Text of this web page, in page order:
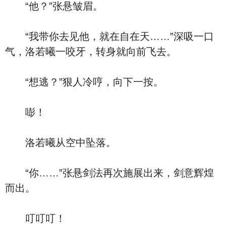
“他？”张悬皱眉。
“我带你去见他，就在自在天……”深吸一口
气，洛若曦一咬牙，转身就向前飞去。
“想逃？”狠人冷哼，向下一按。
嘭！
洛若曦从空中坠落。
“你……”张悬剑法再次施展出来，剑意辉煌
而出。
叮叮叮！